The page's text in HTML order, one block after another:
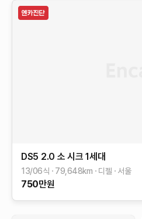
DS5 2.0 소 시크 1세대
13/06식 79,648km 디젤 서울
750만원